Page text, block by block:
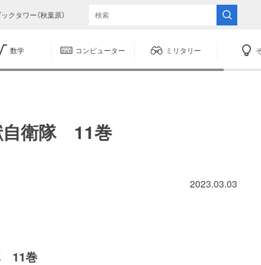
クタワー（秋葉原）
数学 コンピューター ミリタリー
自衛隊 11巻
2023.03.03
11巻